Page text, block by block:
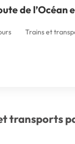
de l’Océan
Trains et
transports